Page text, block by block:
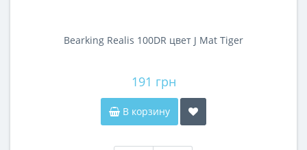
Bearking Realis 100DR цвет J Mat Tiger
191 грн
В корзину